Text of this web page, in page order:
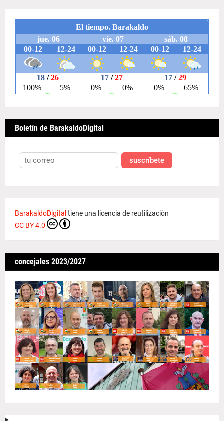
Boletín de BarakaldoDigital
suscríbete
BarakaldoDigital tiene una licencia de reutilización
CC BY 4.0
concejales 2023/2027